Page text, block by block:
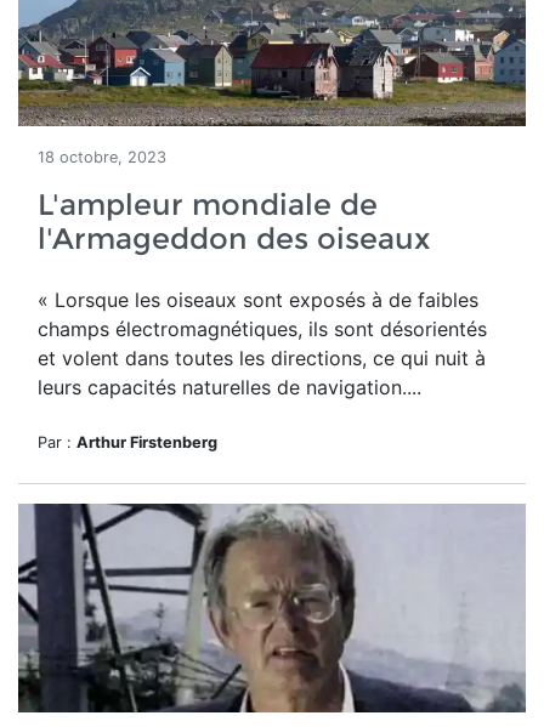
18 octobre, 2023
L'ampleur mondiale de
l'Armageddon des oiseaux
« Lorsque les oiseaux sont exposés à de faibles
champs électromagnétiques, ils sont désorientés
et volent dans toutes les directions, ce qui nuit à
leurs capacités naturelles de navigation....
Par : Arthur Firstenberg